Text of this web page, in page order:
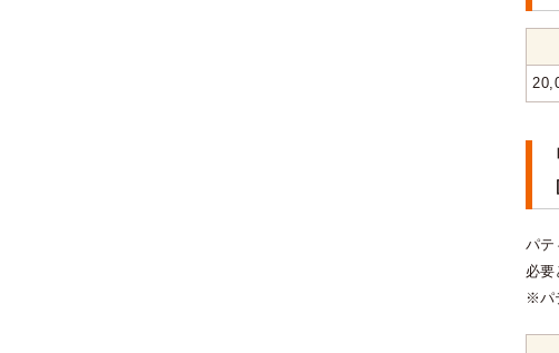
パテ
必要
※パ